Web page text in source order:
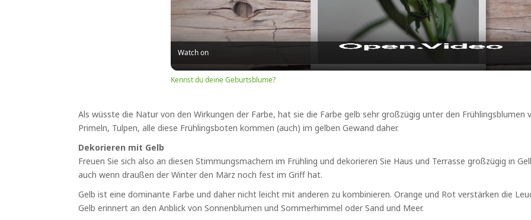
Watch on
Kennst du deine Geburtsblume?
Als wüsste die Natur von den Wirkungen der Farbe, hat sie die Farbe gelb sehr großzügig unter den
Primeln, Tulpen, alle diese Frühlingsboten kommen (auch) im gelben Gewand daher.
Dekorieren mit Gelb
Freuen Sie sich also an diesen Stimmungsmachern im Frühling und dekorieren Sie Haus und Terrasse großzügig in
auch wenn draußen der Winter den März noch fest im Griff hat.
Gelb ist eine dominante Farbe und daher nicht leicht mit anderen zu kombinieren. Orange und Rot verstärken die
Gelb erinnert an den Anblick von Sonnenblumen und Sommerhimmel oder Sand und Meer.